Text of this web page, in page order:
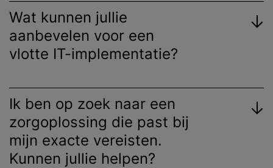
Wat kunnen jullie
aanbevelen voor een
vlotte IT-implementatie?
Ik ben op zoek naar een
zorgoplossing die past bij
mijn exacte vereisten.
Kunnen jullie helpen?